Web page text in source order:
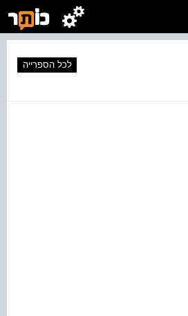
לכל הספרייה